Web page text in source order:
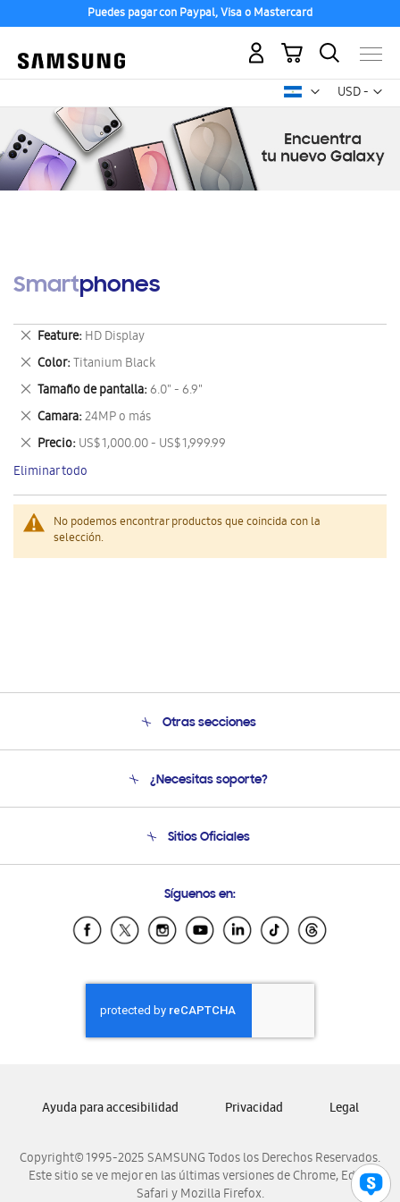
Puedes pagar con Paypal, Visa o Mastercard
USD -
dólar
Mi carrito
Smartphones
No podemos encontrar productos que coincida con la
selección.
Feature HD Display
Eliminar
este
artículo
Color Titanium Black
Eliminar
este
artículo
Tamaño de pantalla 6.0" - 6.9"
Eliminar
este
artículo
Camara 24MP o más
Eliminar
este
artículo
Precio US$ 1,000.00 - US$ 1,999.99
Eliminar
este
artículo
Eliminar todo
Otras secciones
Soporte
¿Necesitas soporte?
Soporte vía eMail
Sitios Oficiales
Samsung Ecuador
Samsung El Salvador
Samsung Honduras
Samsung Nicaragua
Samsung Panamá
Samsung Venezuela
Síguenos en:
Copyright© 1995-2025 SAMSUNG Todos los Derechos Reservados.
Este sitio se ve mejor en las últimas versiones de Chrome, Edge,
Safari y Mozilla Firefox.
Ayuda para accesibilidad Privacidad Legal